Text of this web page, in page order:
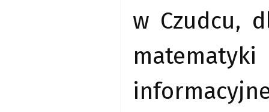
w Czudcu,